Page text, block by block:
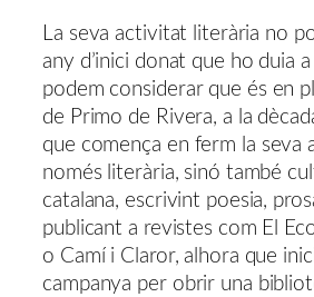
La seva activitat literària no
any d’inici donat que ho duia
podem considerar que és en
de Primo de Rivera, a la
que comença en ferm la seva
només literària, sinó també
catalana, escrivint poesia,
publicant a revistes com El
o Camí i Claror, alhora que
campanya per obrir una